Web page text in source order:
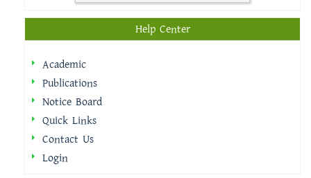
Help Center
Academic
Publications
Notice Board
Quick Links
Contact Us
Login